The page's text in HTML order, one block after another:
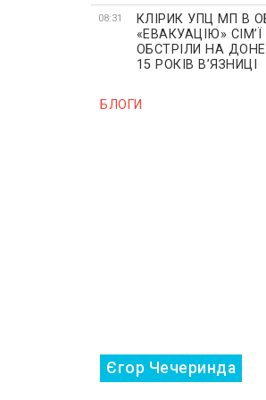
08:31
КЛІРИК УПЦ МП В
«ЕВАКУАЦІЮ»
ОБСТРІЛИ НА
15 РОКІВ ВʼЯЗНИЦІ
БЛОГИ
Єгор Чечеринда